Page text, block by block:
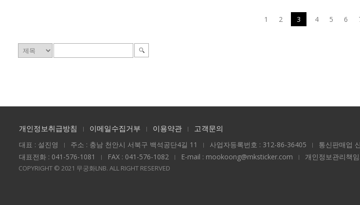
1 2 3 4 5 6
개인정보취급방침 이메일수집거부 이용약관 고객문의
대표 : 설진영 주소 : 충남 천안시 서북구 백석공단4길 11 사업자등록번호 : 312-86-36405
통신판매업
대표전화 : 041-576-1081
FAX : 041-576-1082 E-mail : mookoong@mksticker.com 개인정보관리책
COPYRIGHT © 2021 무궁화LNB. ALL RIGHT RESERVED